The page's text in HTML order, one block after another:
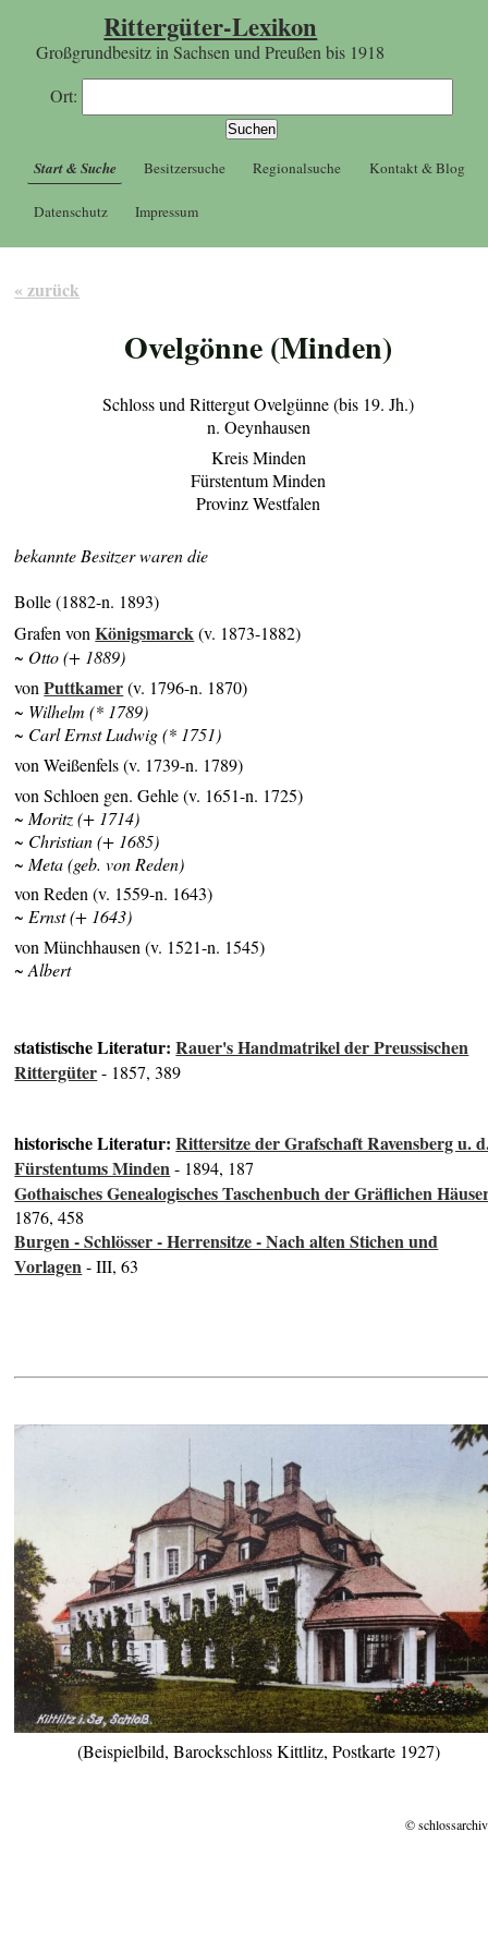
Rittergüter-Lexikon
Großgrundbesitz in Sachsen und Preußen bis 1918
Ort:
Start & Suche Besitzersuche Regionalsuche Kontakt & Blog
Datenschutz Impressum
« zurück
Ovelgönne (Minden)
Schloss und Rittergut Ovelgünne (bis 19. Jh.)
n. Oeynhausen
Kreis Minden
Fürstentum Minden
Provinz Westfalen
bekannte Besitzer waren die
Bolle (1882-n. 1893)
Grafen vonKönigsmarck(v. 1873-1882)
~ Otto (+ 1889)
vonPuttkamer(v. 1796-n. 1870)
~ Wilhelm (* 1789)
~ Carl Ernst Ludwig (* 1751)
von Weißenfels (v. 1739-n. 1789)
von Schloen gen. Gehle (v. 1651-n. 1725)
~ Moritz (+ 1714)
~ Christian (+ 1685)
~ Meta (geb. von Reden)
von Reden (v. 1559-n. 1643)
~ Ernst (+ 1643)
von Münchhausen (v. 1521-n. 1545)
~ Albert
statistische Literatur:Rauer's Handmatrikel der Preussischen
Rittergüter- 1857, 389
historische Literatur:Rittersitze der Grafschaft Ravensberg u.
Fürstentums Minden- 1894, 187
Gothaisches Genealogisches Taschenbuch der Gräflichen
1876, 458
Burgen - Schlösser - Herrensitze - Nach alten Stichen und
Vorlagen- III, 63
(Beispielbild, Barockschloss Kittlitz, Postkarte 1927)
©